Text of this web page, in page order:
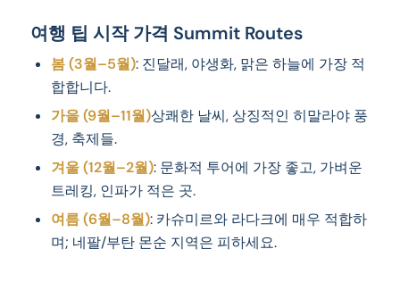
여행 팁 시작 가격 Summit Routes
봄 (3월–5월): 진달래, 야생화, 맑은 하늘에 가장 적
합합니다.
가을 (9월–11월)상쾌한 날씨, 상징적인 히말라야 풍
경, 축제들.
겨울 (12월–2월): 문화적 투어에 가장 좋고, 가벼운
트레킹, 인파가 적은 곳.
여름 (6월–8월): 카슈미르와 라다크에 매우 적합하
며; 네팔/부탄 몬순 지역은 피하세요.